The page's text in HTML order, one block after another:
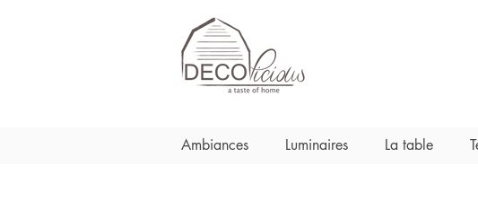
Ambiances Luminaires La table